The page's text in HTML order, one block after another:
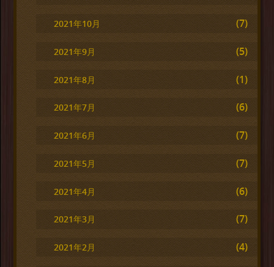
2021年10月 (7)
2021年9月 (5)
2021年8月 (1)
2021年7月 (6)
2021年6月 (7)
2021年5月 (7)
2021年4月 (6)
2021年3月 (7)
2021年2月 (4)